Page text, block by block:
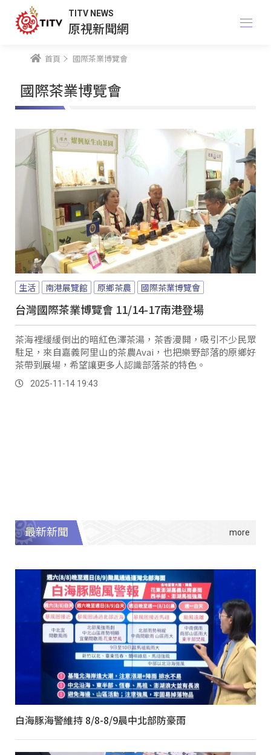
TITV NEWS
原視新聞網
首頁 國際茶業博覽會
國際茶業博覽會
生活 南港展覽館 原鄉茶農 國際茶業博覽會
台灣國際茶業博覽會 11/14-17南港登場
茶海裡緩緩倒出的暗紅色澤茶湯，茶香漫開，吸引不少民眾
駐足，來自嘉義阿里山的茶農Avai，也把樂野部落的原鄉好
茶帶到展場，希望讓更多人認識部落茶的特色。
2025-11-14 19:43
最新新聞
白海豚海警維持 8/8-8/9晨中北部防豪雨